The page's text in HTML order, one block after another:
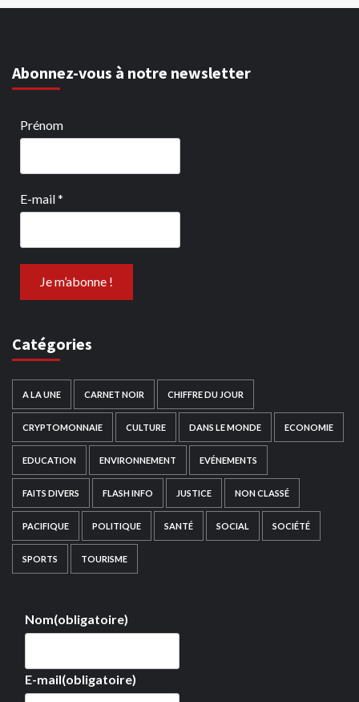
Abonnez-vous à notre newsletter
Prénom
E-mail*
Catégories
A LA UNE CARNET NOIR CHIFFRE DU JOUR
CRYPTOMONNAIE CULTURE DANS LE MONDE ECONOMIE
EDUCATION ENVIRONNEMENT EVÉNEMENTS
FAITS DIVERS FLASH INFO JUSTICE NON CLASSÉ
PACIFIQUE POLITIQUE SANTÉ SOCIAL SOCIÉTÉ
SPORTS TOURISME
Nom(obligatoire)
E-mail(obligatoire)